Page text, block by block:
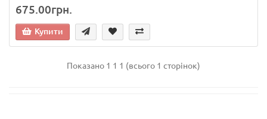
675.00грн.
Купити
Показано 1 1 1 (всього 1 сторінок)